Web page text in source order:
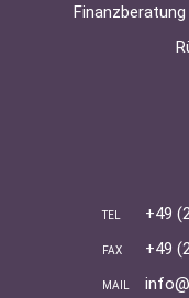
TEL +49
FAX +49
MAIL